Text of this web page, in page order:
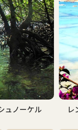
ュノーケル
レ